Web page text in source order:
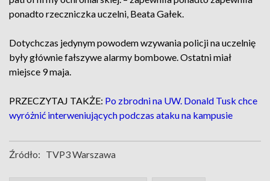
ponadto rzeczniczka uczelni, Beata Gałek.
Dotychczas jedynym powodem wzywania policji na uczelnię
były głównie fałszywe alarmy bombowe. Ostatni miał
miejsce 9 maja.
PRZECZYTAJ TAKŻE: Po zbrodni na UW. Donald Tusk chce
wyróżnić interweniujących podczas ataku na kampusie
Źródło: TVP3 Warszawa